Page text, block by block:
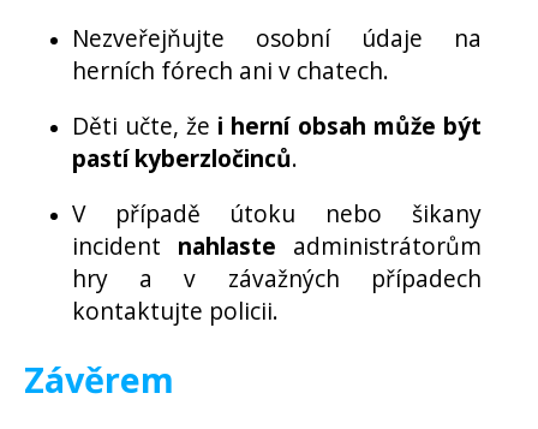
Nezveřejňujte osobní údaje na
herních fórech ani v chatech.
Děti učte, že i herní obsah může být
pastí kyberzločinců.
V případě útoku nebo šikany
incident nahlaste administrátorům
hry a v závažných případech
kontaktujte policii.
Závěrem